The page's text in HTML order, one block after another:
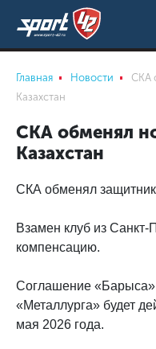
Главная Новости
СКА
Казахстан
СКА обменял
Казахстан
СКА обменял
Взамен клуб из
компенсацию.
Соглашение «Барыса»
«Металлурга» будет
мая 2026 года.